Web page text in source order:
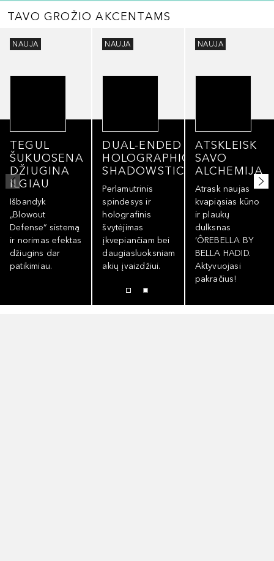
TAVO GROŽIO AKCENTAMS
NAUJA
TEGUL
ŠUKUOSENA
DŽIUGINA
ILGIAU
Išbandyk
„Blowout
Defense“ sistemą
ir norimas efektas
džiugins dar
patikimiau.
NAUJA
DUAL-ENDED
HOLOGRAPHIC
SHADOWSTICK
Perlamutrinis
spindesys ir
holografinis
švytėjimas
įkvepiančiam bei
daugiasluoksniam
akių įvaizdžiui.
NAUJA
ATSKLEISK
SAVO
ALCHEMIJĄ
Atrask naujas
kvapiąsias kūno
ir plaukų
dulksnas
‘ÔREBELLA BY
BELLA HADID.
Aktyvuojasi
pakračius!